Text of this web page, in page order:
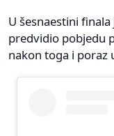
U šesnaestini
predvidio pobjedu
nakon toga i poraz